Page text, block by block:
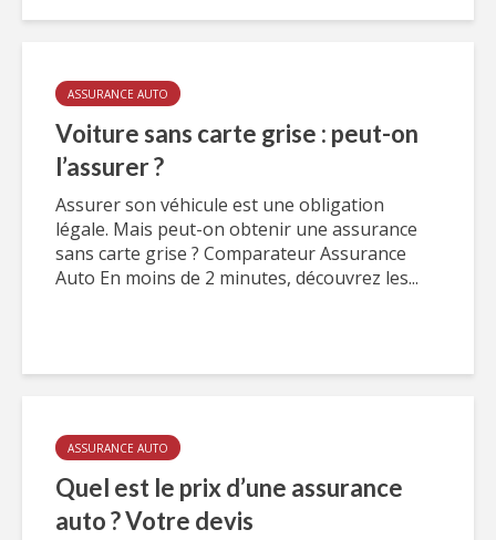
ASSURANCE AUTO
Voiture sans carte grise : peut-on
l’assurer ?
Assurer son véhicule est une obligation
légale. Mais peut-on obtenir une assurance
sans carte grise ? Comparateur Assurance
Auto En moins de 2 minutes, découvrez les...
ASSURANCE AUTO
Quel est le prix d’une assurance
auto ? Votre devis